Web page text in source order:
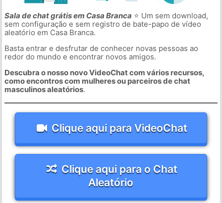
Sala de chat grátis em Casa Branca ⭐ Um sem download,
sem configuração e sem registro de bate-papo de vídeo
aleatório em Casa Branca.
Basta entrar e desfrutar de conhecer novas pessoas ao
redor do mundo e encontrar novos amigos.
Descubra o nosso novo VideoChat com vários recursos,
como encontros com mulheres ou parceiros de chat
masculinos aleatórios.
Clique aqui para VideoChat
Clique aqui para o Chat
Aleatório